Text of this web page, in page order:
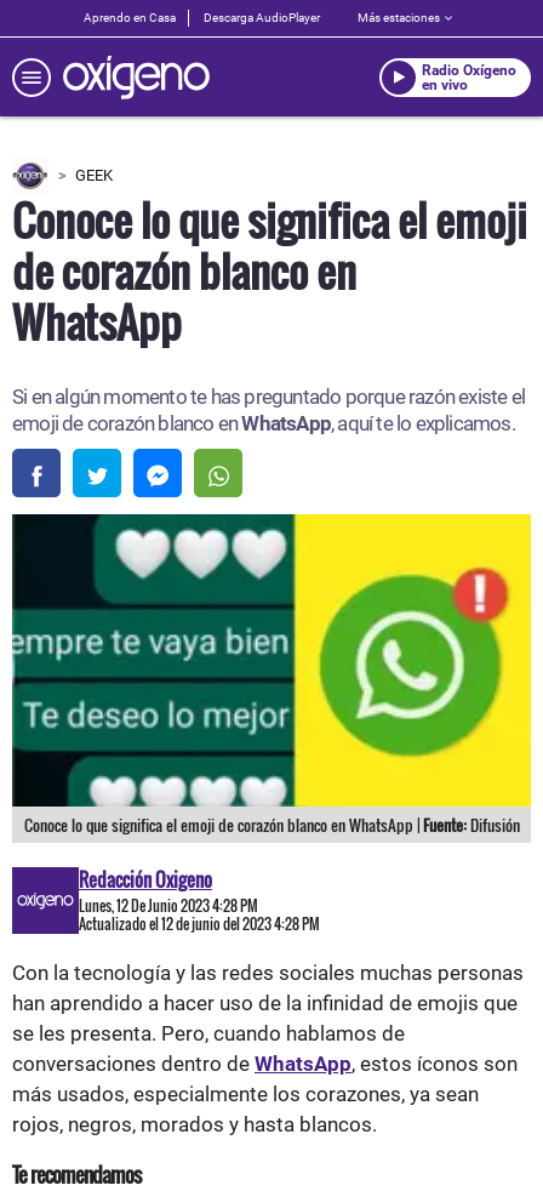
Aprendo en Casa Descarga AudioPlayer Más estaciones
Radio Oxígeno
en vivo
GEEK
Conoce lo que significa el emoji
de corazón blanco en
WhatsApp
Si en algún momento te has preguntado porque razón existe el
emoji de corazón blanco enWhatsApp, aquí te lo explicamos.
Conoce lo que significa el emoji de corazón blanco en WhatsApp |Fuente:Difusión
Redacción Oxigeno
Lunes, 12 De Junio 2023 4:28 PM
Actualizado el 12 de junio del 2023 4:28 PM
Con la tecnología y las redes sociales muchas personas
han aprendido a hacer uso de la infinidad de emojis que
se les presenta. Pero, cuando hablamos de
conversaciones dentro de WhatsApp, estos íconos son
más usados, especialmente los corazones, ya sean
rojos, negros, morados y hasta blancos.
Te recomendamos